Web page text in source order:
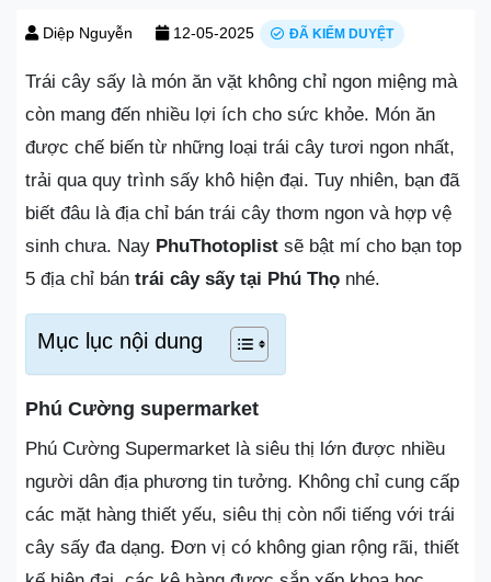
Diệp Nguyễn 12-05-2025 ĐÃ KIỂM DUYỆT
Trái cây sấy là món ăn vặt không chỉ ngon miệng mà
còn mang đến nhiều lợi ích cho sức khỏe. Món ăn
được chế biến từ những loại trái cây tươi ngon nhất,
trải qua quy trình sấy khô hiện đại. Tuy nhiên, bạn đã
biết đâu là địa chỉ bán trái cây thơm ngon và hợp vệ
sinh chưa. Nay PhuThotoplist sẽ bật mí cho bạn top
5 địa chỉ bán trái cây sấy tại Phú Thọ nhé.
Mục lục nội dung
Phú Cường supermarket
Phú Cường Supermarket là siêu thị lớn được nhiều
người dân địa phương tin tưởng. Không chỉ cung cấp
các mặt hàng thiết yếu, siêu thị còn nổi tiếng với trái
cây sấy đa dạng. Đơn vị có không gian rộng rãi, thiết